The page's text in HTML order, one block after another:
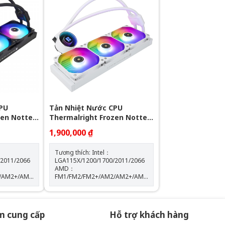
lượng gió: 64.3CFM Tuổi thọ
quạt: 40.000 giờ Độ ồn: 31.5dBA
Vòng bi: Hydraulic Tuổi thọ máy
bơm: 30.000 giờ Độ ồn: 30dBA
Tốc độ bơm: 2400 +- 10%
Notte
2066
AM3/AM3+/AM4/AM5
mm x
Tản Nhiệt Nước CPU
Thermalright Frozen Notte
360 WHITE ARGB
1,900,000 ₫
Tương thích: Intel：
LGA115X/1200/1700/2011/2066
AMD：
FM1/FM2/FM2+/AM2/AM2+/AM3/AM3+/AM4/AM5
Kích thước máy bơm: W72 mm x
D72 mm x H54 mm Tốc độ định
vòng/phút±10% (MAX) Độ ồn của
cung cấp Hỗ trợ khách hàng